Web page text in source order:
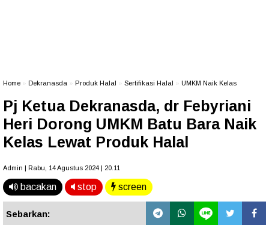
Home Dekranasda Produk Halal Sertifikasi Halal UMKM Naik Kelas
Pj Ketua Dekranasda, dr Febyriani
Heri Dorong UMKM Batu Bara Naik
Kelas Lewat Produk Halal
Admin | Rabu, 14 Agustus 2024 | 20.11
bacakan stop screen
Sebarkan: